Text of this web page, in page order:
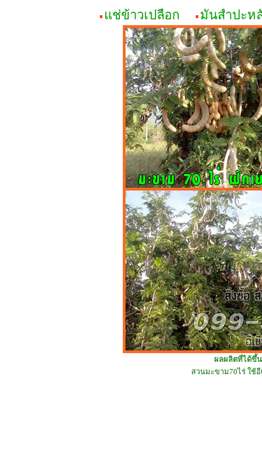
แช่ข้าวเปลือก มันสำปะห
ผลผลิตที่ได้ขึ้
สวนมะขาม70ไร่ ใช้